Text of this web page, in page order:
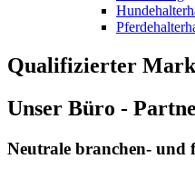
Qualifizierter
Unser Büro -
Neutrale branchen- und